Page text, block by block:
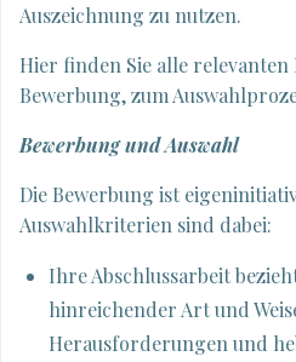
Auszeichnung zu nutzen.
Hier finden Sie alle
Bewerbung, zum
Bewerbung und Auswahl
Die Bewerbung ist
Auswahlkriterien sind dabei:
Ihre Abschlussarbeit
hinreichender Art und
Herausforderungen und